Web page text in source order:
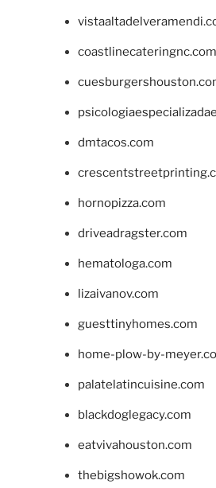
coastlinecateringnc.com
dmtacos.com
hornopizza.com
driveadragster.com
hematologa.com
lizaivanov.com
guesttinyhomes.com
home-plow-by-
palatelatincuisine.com
blackdoglegacy.com
eatvivahouston.com
thebigshowok.com